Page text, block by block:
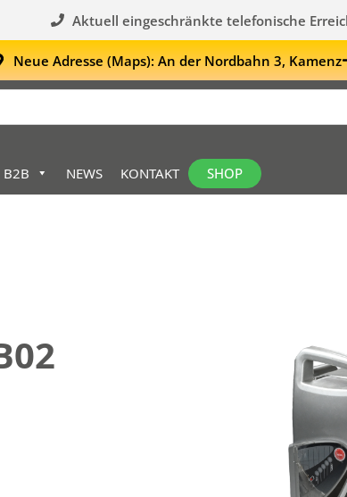
Aktuell eingeschränkte telefonische
Neue Adresse (Maps): An der Nordbahn 3, Kamenz
B2B NEWS KONTAKT SHOP